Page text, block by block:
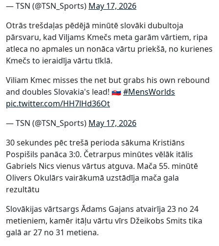
— TSN (@TSN_Sports) May 17, 2026
Otrās trešdaļas pēdējā minūtē slovāki dubultoja
pārsvaru, kad Viljams Kmečs meta garām vārtiem, ripa
atleca no apmales un nonāca vārtu priekšā, no kurienes
Kmečs to ieraidīja vārtu tīklā.
Viliam Kmec misses the net but grabs his own rebound
and doubles Slovakia's lead! 🇸🇰#MensWorlds
pic.twitter.com/HH7lHd36Ot
— TSN (@TSN_Sports) May 17, 2026
30 sekundes pēc trešā perioda sākuma Kristiāns
Pospišils panāca 3:0. Četrarpus minūtes vēlāk itālis
Gabriels Nics vienus vārtus atguva. Mača 55. minūtē
Olivers Okulārs vairākumā uzstādīja mača gala
rezultātu
Slovākijas vārtsargs Ādams Gajans atvairīja 23 no 24
metieniem, kamēr itāļu vārtu vīrs Džeikobs Smits tika
galā ar 27 no 31 metiena.